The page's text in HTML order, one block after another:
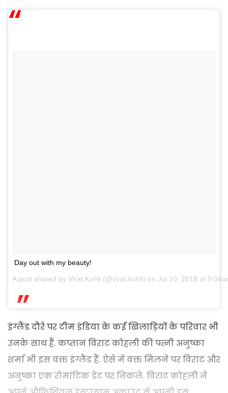
Day out with my beauty!
A post shared by Virat Kohli (@virat.kohli) on Jul 10, 2018 at
इंग्लैंड दौरे पर टीम इंडिया के कई खिलाड़ियों के परिवार भी
उनके साथ हैं. कप्तान विराट कोहली की पत्नी अनुष्का
शर्मा भी इस वक्त इंग्लैंड हैं. ऐसे में वक्त मिलने पर विराट और
अनुष्का एक रोमांटिक डेट पर निकले. विराट कोहली ने